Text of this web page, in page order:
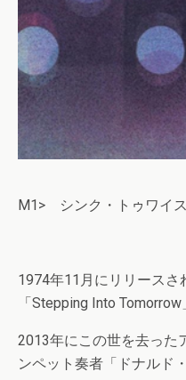
M1> シンク・トゥワ
1974年11月にリリース
「Stepping Into Tomorrow
2013年にこの世を去った
ンペット奏者「ドナルド